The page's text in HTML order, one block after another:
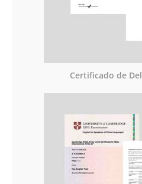
Certificado de